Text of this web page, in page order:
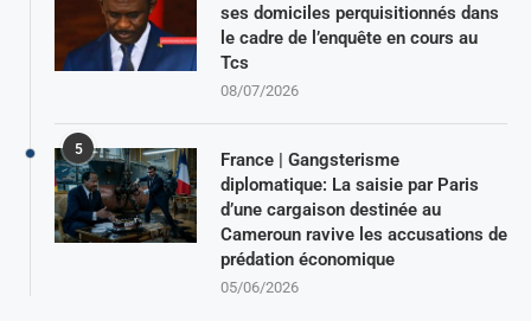
ses domiciles perquisitionnés dans
le cadre de l’enquête en cours au
Tcs
08/07/2026
5
France | Gangsterisme
diplomatique: La saisie par Paris
d’une cargaison destinée au
Cameroun ravive les accusations de
prédation économique
05/06/2026